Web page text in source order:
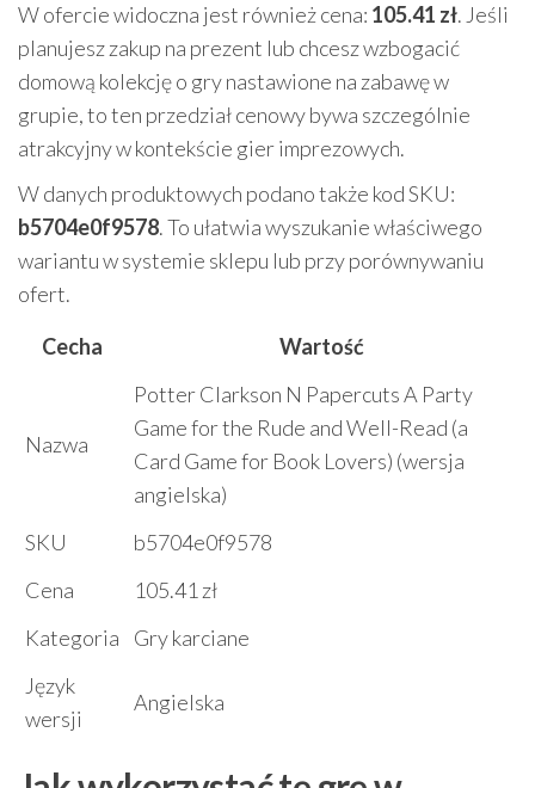
W ofercie widoczna jest również cena: 105.41 zł. Jeśli
planujesz zakup na prezent lub chcesz wzbogacić
domową kolekcję o gry nastawione na zabawę w
grupie, to ten przedział cenowy bywa szczególnie
atrakcyjny w kontekście gier imprezowych.
W danych produktowych podano także kod SKU:
b5704e0f9578. To ułatwia wyszukanie właściwego
wariantu w systemie sklepu lub przy porównywaniu
ofert.
Cecha
Wartość
Nazwa
Potter Clarkson N Papercuts A Party
Game for the Rude and Well-Read (a
Card Game for Book Lovers) (wersja
angielska)
SKU
b5704e0f9578
Cena
105.41 zł
Kategoria
Gry karciane
Język
wersji
Angielska